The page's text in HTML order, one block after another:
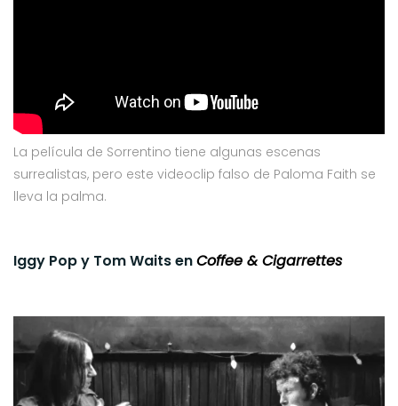
La película de Sorrentino tiene algunas escenas
surrealistas, pero este videoclip falso de Paloma Faith se
lleva la palma.
Iggy Pop y Tom Waits enCoffee & Cigarrettes